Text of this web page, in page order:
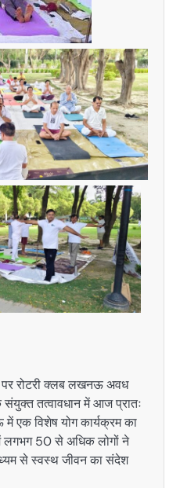
पर रोटरी क्लब लखनऊ अवध
संयुक्त तत्वावधान में आज प्रातः
में एक विशेष योग कार्यक्रम का
लगभग 50 से अधिक लोगों ने
से स्वस्थ जीवन का संदेश